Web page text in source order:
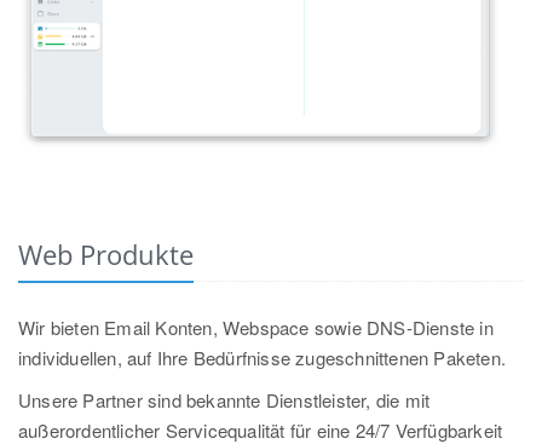
Web Produkte
Wir bieten Email Konten, Webspace sowie DNS-Dienste in
individuellen, auf Ihre Bedürfnisse zugeschnittenen Paketen.
Unsere Partner sind bekannte Dienstleister, die mit
außerordentlicher Servicequalität für eine 24/7 Verfügbarkeit